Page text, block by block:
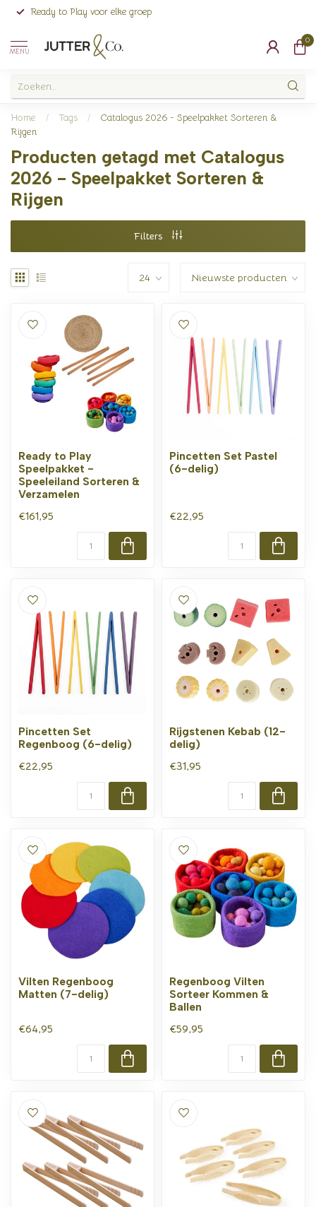
Ready to Play voor elke groep
MENU
0
Home / Tags /
Catalogus 2026 - Speelpakket Sorteren &
Rijgen
Producten getagd met Catalogus
2026 - Speelpakket Sorteren &
Rijgen
Filters
Ready to Play
Speelpakket -
Speeleiland Sorteren &
Verzamelen
€161,95
Pincetten Set Pastel
(6-delig)
€22,95
Pincetten Set
Regenboog (6-delig)
€22,95
Rijgstenen Kebab (12-
delig)
€31,95
Vilten Regenboog
Matten (7-delig)
€64,95
Regenboog Vilten
Sorteer Kommen &
Ballen
€59,95